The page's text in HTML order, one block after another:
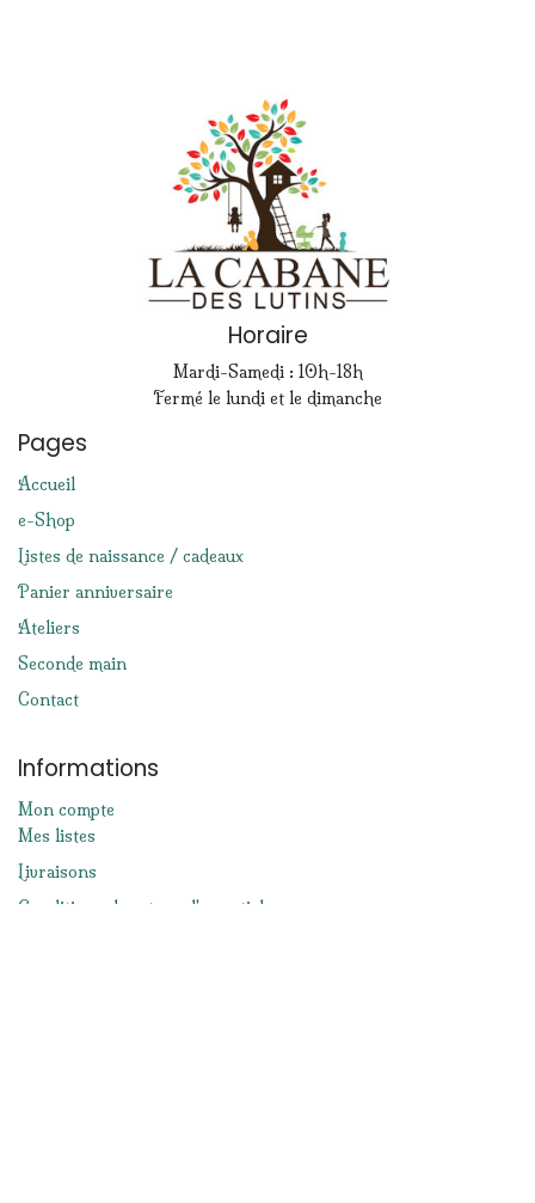
Horaire
Mardi-Samedi : 10h-18h
Fermé le lundi et le dimanche
Pages
Accueil
e-Shop
Listes de naissance / cadeaux
Panier anniversaire
Ateliers
Seconde main
Contact
Informations
Mon compte
Mes listes
Livraisons
Conditions de retour d'un article